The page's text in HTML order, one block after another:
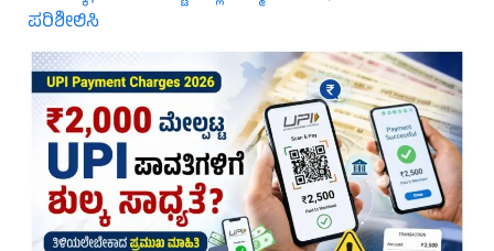
ಪರಿಶೀಲಿಸಿ